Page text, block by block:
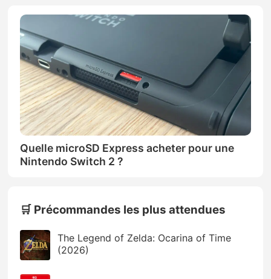
Quelle microSD Express acheter pour une
Nintendo Switch 2 ?
🛒 Précommandes les plus attendues
The Legend of Zelda: Ocarina of Time
(2026)